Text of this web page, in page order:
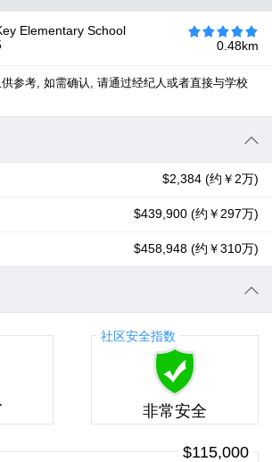
Elementary School
0.48km
参考, 如需确认, 请通过经纪人或者直接与学校
$2,384 (约￥2万)
$439,900 (约￥297万)
$458,948 (约￥310万)
社区安全指数
非常安全
$115,000